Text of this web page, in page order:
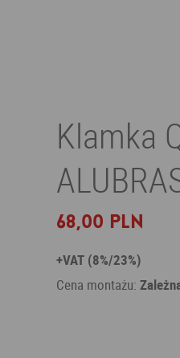
Klamka
68,00 PLN
+VAT (8%/23%)
Cena montażu: